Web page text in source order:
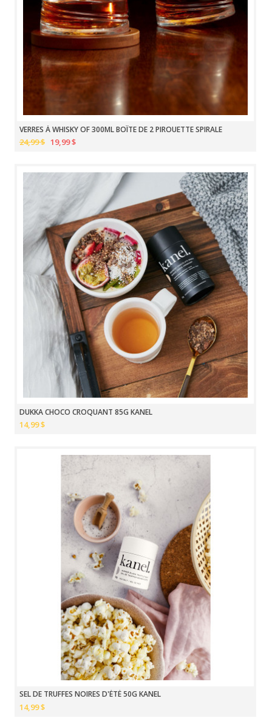
VERRES À WHISKY OF 300ML BOÎTE DE 2 PIROUETTE SPIRALE
24,99 $ 19,99 $
DUKKA CHOCO CROQUANT 85G KANEL
14,99 $
SEL DE TRUFFES NOIRES D'ÉTÉ 50G KANEL
14,99 $